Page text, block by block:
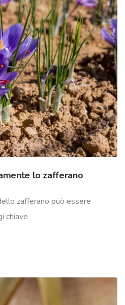
lo zafferano
zafferano può essere
chiave